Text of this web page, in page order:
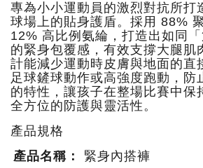
專為小小運動員的激烈對抗所打
球場上的貼身護盾。採用 88%
12% 高比例氨綸，打造出如同
的緊身包覆感，有效支撐大腿肌
計能減少運動時皮膚與地面的直
足球鏟球動作或高強度跑動，防
的特性，讓孩子在整場比賽中保
全方位的防護與靈活性。
產品規格
產品名稱：
緊身內搭褲